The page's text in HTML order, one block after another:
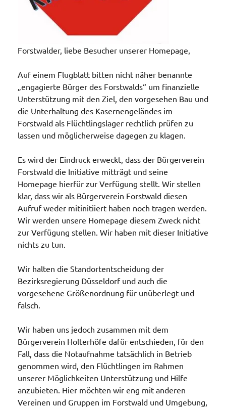
Forstwalder, liebe Besucher unserer Homepage,
Auf einem Flugblatt bitten nicht näher benannte
„engagierte Bürger des Forstwalds“ um finanzielle
Unterstützung mit den Ziel, den vorgesehen Bau und
die Unterhaltung des Kasernengeländes im
Forstwald als Flüchtlingslager rechtlich prüfen zu
lassen und möglicherweise dagegen zu klagen.
Es wird der Eindruck erweckt, dass der Bürgerverein
Forstwald die Initiative mitträgt und seine
Homepage hierfür zur Verfügung stellt. Wir stellen
klar, dass wir als Bürgerverein Forstwald diesen
Aufruf weder mitinitiiert haben noch tragen werden.
Wir werden unsere Homepage diesem Zweck nicht
zur Verfügung stellen. Wir haben mit dieser Initiative
nichts zu tun.
Wir halten die Standortentscheidung der
Bezirksregierung Düsseldorf und auch die
vorgesehene Größenordnung für unüberlegt und
falsch.
Wir haben uns jedoch zusammen mit dem
Bürgerverein Holterhöfe dafür entschieden, für den
Fall, dass die Notaufnahme tatsächlich in Betrieb
genommen wird, den Flüchtlingen im Rahmen
unserer Möglichkeiten Unterstützung und Hilfe
anzubieten. Hier möchten wir eng mit anderen
Vereinen und Gruppen im Forstwald und Umgebung,